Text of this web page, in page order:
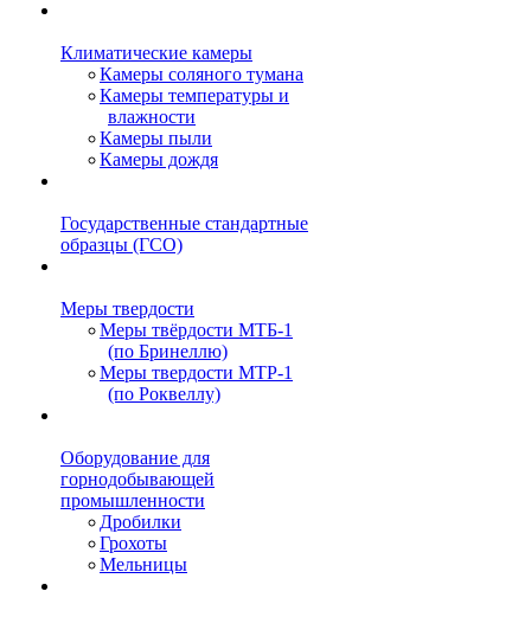
Климатические камеры
Камеры соляного тумана
Камеры температуры и
влажности
Камеры пыли
Камеры дождя
Государственные стандартные
образцы (ГСО)
Меры твердости
Меры твёрдости МТБ-1
(по Бринеллю)
Меры твердости МТР-1
(по Роквеллу)
Оборудование для
горнодобывающей
промышленности
Дробилки
Грохоты
Мельницы